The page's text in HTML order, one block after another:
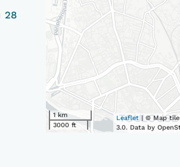
28
1 km
3000 ft
Leaflet | © Map
3.0. Data by